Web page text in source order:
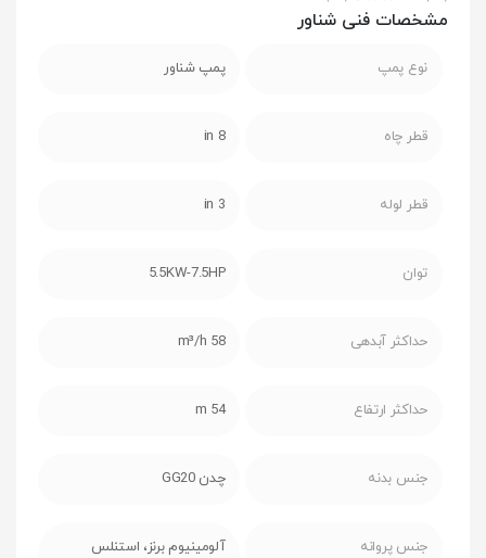
مشخصات فنی شناور
نوع پمپ پمپ شناور
قطر چاه 8 in
قطر لوله 3 in
توان 5.5KW-7.5HP
حداکثر آبدهی 58 m³/h
حداکثر ارتفاع 54 m
جنس بدنه چدن GG20
جنس پروانه
آلومینیوم برنز، استنلس